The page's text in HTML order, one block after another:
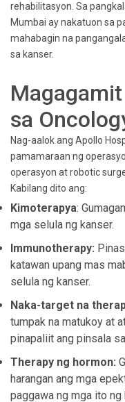
rehabilitasyon. Sa
Mumbai ay nakatuon sa
mahabagin na
sa kanser.
sa
Nag-aalok ang Apollo
pamamaraan ng
operasyon at robotic
Kabilang dito ang:
Kimoterapya:
mga selula ng kanser.
Immunotherapy:
katawan upang mas
selula ng kanser.
Naka-target na
tumpak na matukoy at
pinapaliit ang pinsala
Therapy ng hormon:
harangan ang mga
paggawa ng mga ito